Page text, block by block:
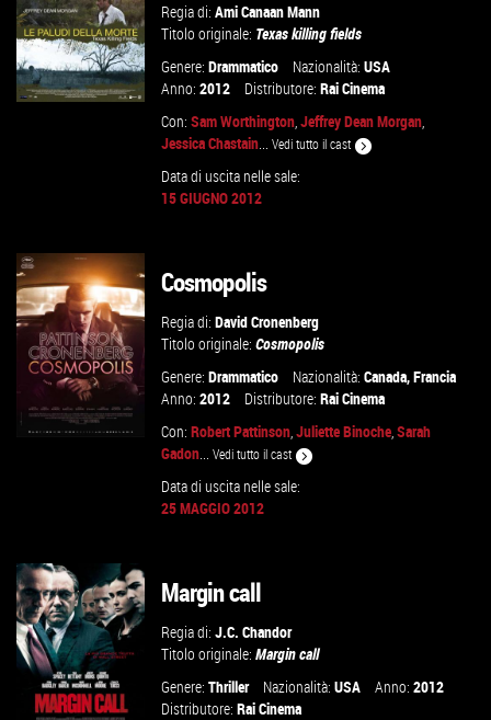
Regia di:Ami Canaan Mann
Titolo originale: Texas killing fields
Genere:Drammatico Nazionalità:USA
Anno:2012 Distributore:Rai Cinema
Con:Sam Worthington,Jeffrey Dean Morgan,
Jessica Chastain...Vedi tutto il cast
Data di uscita nelle sale:
15 GIUGNO 2012
Cosmopolis
Regia di:David Cronenberg
Titolo originale:Cosmopolis
Genere:Drammatico Nazionalità:Canada,Francia
Anno:2012 Distributore:Rai Cinema
Con:Robert Pattinson,Juliette Binoche,Sarah
Gadon...Vedi tutto il cast
Data di uscita nelle sale:
25 MAGGIO 2012
Margin call
Regia di:J.C. Chandor
Titolo originale:Margin call
Genere:Thriller Nazionalità:USA Anno:2012
Distributore:Rai Cinema